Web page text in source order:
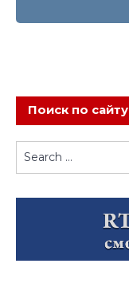
Поиск по сайту
Search
for: